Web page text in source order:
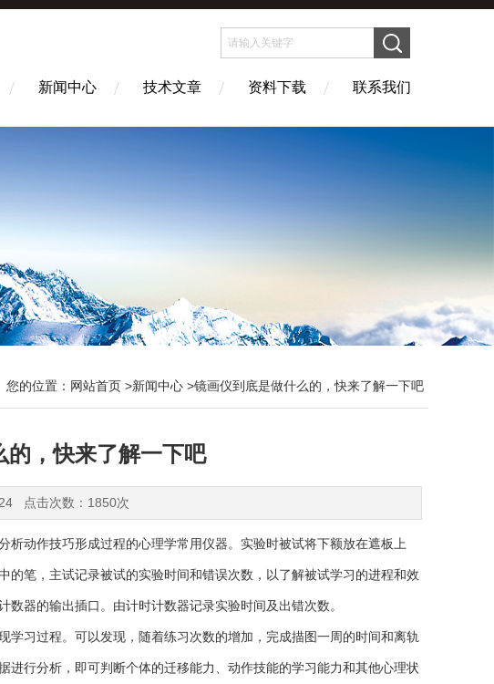
新闻中心 技术文章 资料下载 联系我们
您的位置： 网站首页 >新闻中心 >镜画仪到底是做什么的，快来了解一下吧
的，快来了解一下吧
点击次数：1850次
动作技巧形成过程的心理学常用仪器。实验时被试将下额放在遮板上
笔，主试记录被试的实验时间和错误次数，以了解被试学习的进程和效
器的输出插口。由计时计数器记录实验时间及出错次数。
习过程。可以发现，随着练习次数的增加，完成描图一周的时间和离轨
行分析，即可判断个体的迁移能力、动作技能的学习能力和其他心理状